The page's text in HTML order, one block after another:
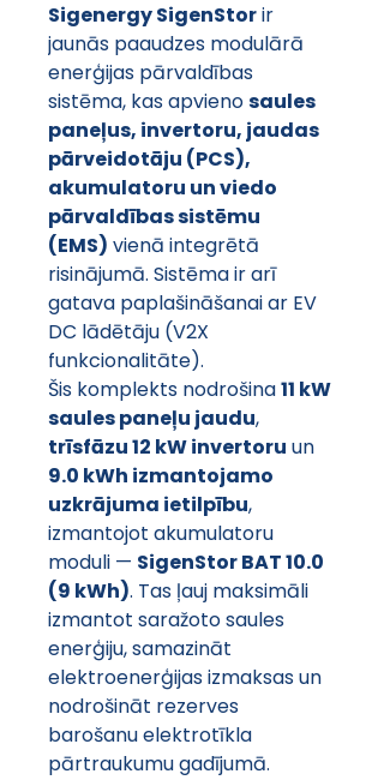
Sigenergy SigenStor ir
jaunās paaudzes modulārā
enerģijas pārvaldības
sistēma, kas apvieno saules
paneļus, invertoru, jaudas
pārveidotāju (PCS),
akumulatoru un viedo
pārvaldības sistēmu
(EMS) vienā integrētā
risinājumā. Sistēma ir arī
gatava paplašināšanai ar EV
DC lādētāju (V2X
funkcionalitāte).
Šis komplekts nodrošina 11 kW
saules paneļu jaudu,
trīsfāzu 12 kW invertoru un
9.0 kWh izmantojamo
uzkrājuma ietilpību,
izmantojot akumulatoru
moduli — SigenStor BAT 10.0
(9 kWh). Tas ļauj maksimāli
izmantot saražoto saules
enerģiju, samazināt
elektroenerģijas izmaksas un
nodrošināt rezerves
barošanu elektrotīkla
pārtraukumu gadījumā.